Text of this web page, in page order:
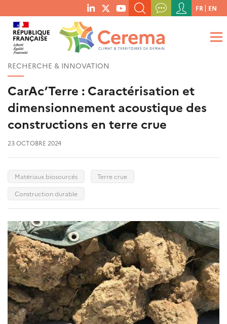
menu
social
links
RECHERCHER UN MOT-CLÉ, UNE PUBLICATION, ETC.
QUE RECHERCHEZ-VOUS ?
Menu
du
compte
de
FR EN
RECHERCHE & INNOVATION
CarAc’Terre : Caractérisation et
dimensionnement acoustique des
constructions en terre crue
23 OCTOBRE 2024
Matériaux biosourcés
Terre crue
Construction durable